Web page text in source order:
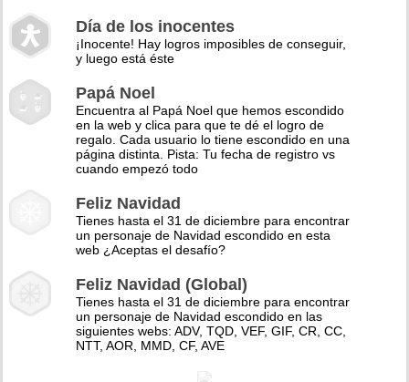
Día de los inocentes
¡Inocente! Hay logros imposibles de conseguir,
y luego está éste
Papá Noel
Encuentra al Papá Noel que hemos escondido
en la web y clica para que te dé el logro de
regalo. Cada usuario lo tiene escondido en una
página distinta. Pista: Tu fecha de registro vs
cuando empezó todo
Feliz Navidad
Tienes hasta el 31 de diciembre para encontrar
un personaje de Navidad escondido en esta
web ¿Aceptas el desafío?
Feliz Navidad (Global)
Tienes hasta el 31 de diciembre para encontrar
un personaje de Navidad escondido en las
siguientes webs: ADV, TQD, VEF, GIF, CR, CC,
NTT, AOR, MMD, CF, AVE